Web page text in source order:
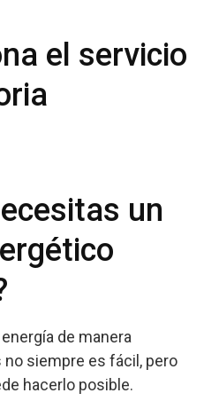
el servicio
un
de manera
siempre es fácil, pero
hacerlo posible.